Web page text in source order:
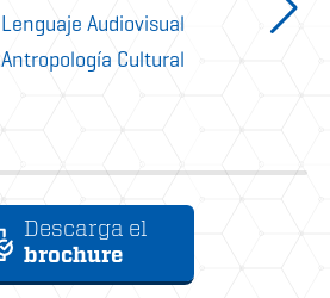
Lenguaje Audiovisual
Antropología Cultural
Descarga el
brochure